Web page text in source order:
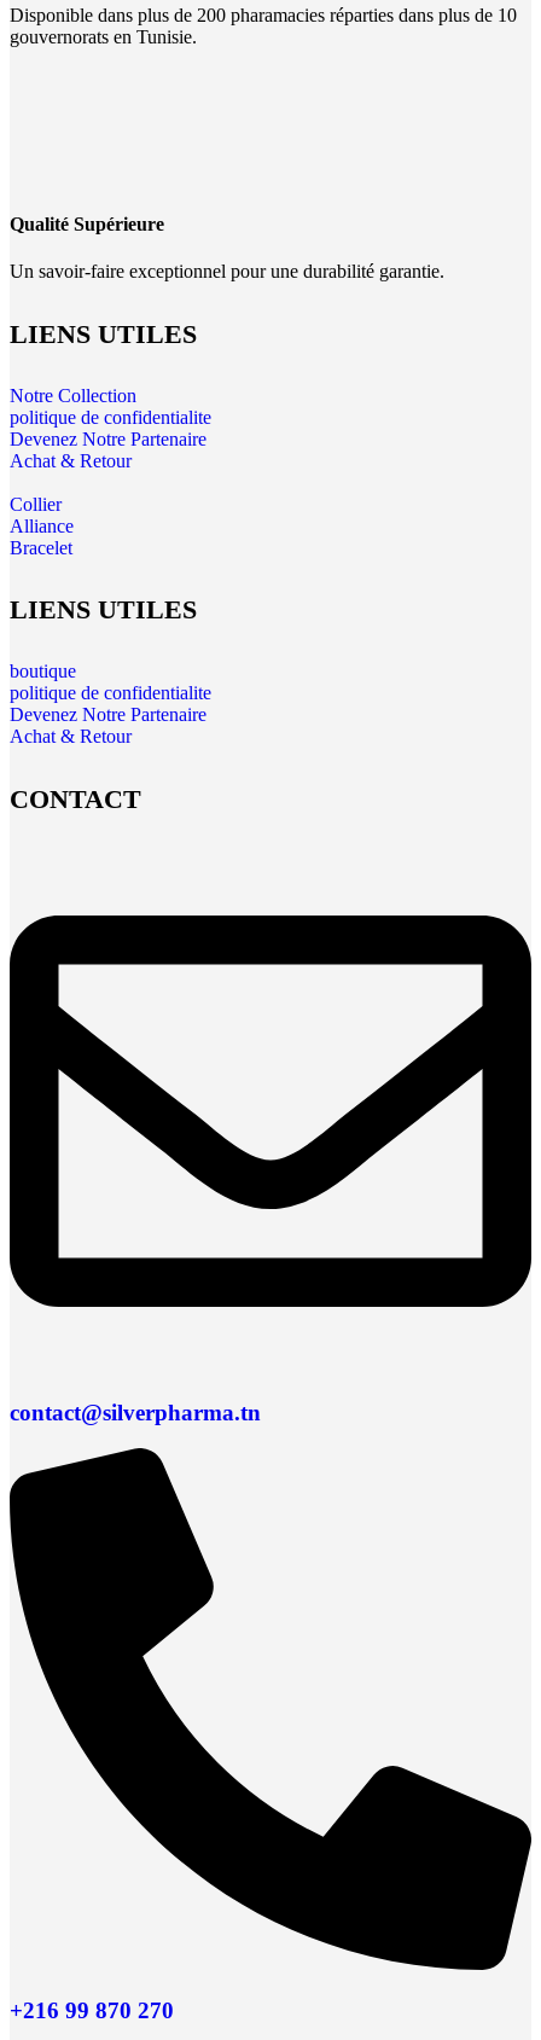
Disponible dans plus de 200 pharamacies réparties dans plus de 10
gouvernorats en Tunisie.
Qualité Supérieure
Un savoir-faire exceptionnel pour une durabilité garantie.
LIENS UTILES
Notre Collection
politique de confidentialite
Devenez Notre Partenaire
Achat & Retour
Collier
Alliance
Bracelet
LIENS UTILES
boutique
politique de confidentialite
Devenez Notre Partenaire
Achat & Retour
CONTACT
contact@silverpharma.tn
+216 99 870 270